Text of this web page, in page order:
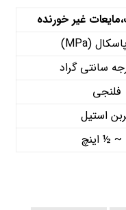
غیر خورنده
فلنجی
استیل